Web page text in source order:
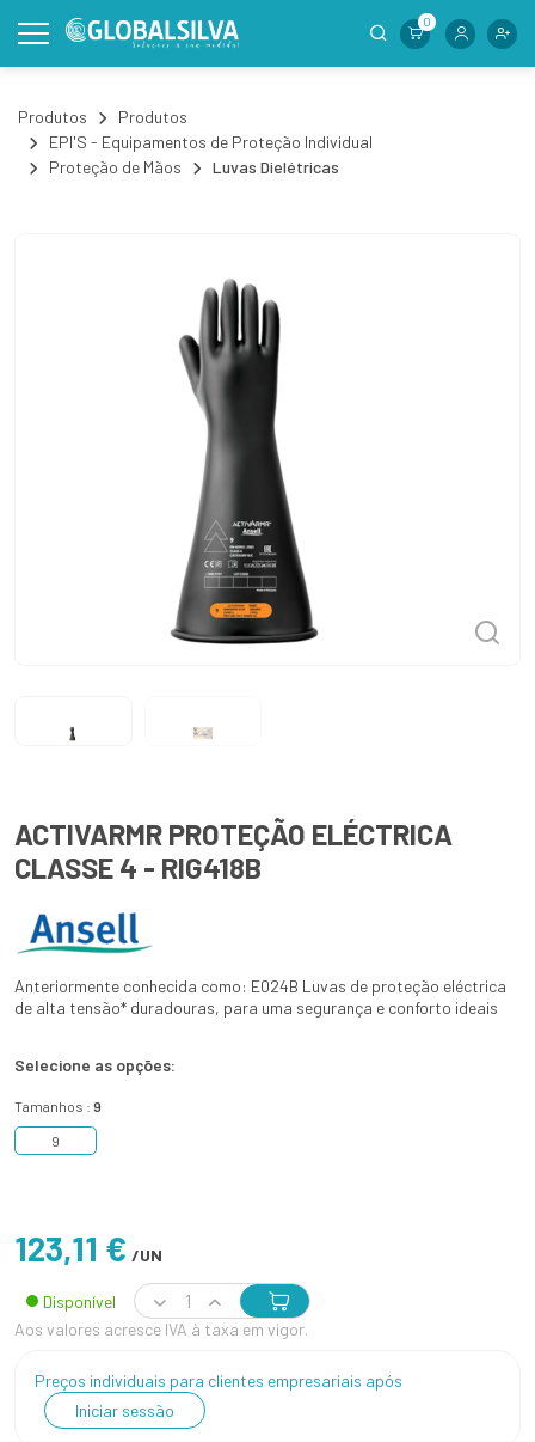
0
Produtos
Produtos
EPI'S - Equipamentos de Proteção Individual
Proteção de Mãos
Luvas Dielétricas
ACTIVARMR PROTEÇÃO ELÉCTRICA
CLASSE 4 - RIG418B
Anteriormente conhecida como: E024B Luvas de proteção eléctrica
de alta tensão* duradouras, para uma segurança e conforto ideais
Selecione as opções:
Tamanhos : 9
9
123,11 € /UN
Disponível
Aos valores acresce IVA à taxa em vigor.
Preços individuais para clientes empresariais após
Iniciar sessão